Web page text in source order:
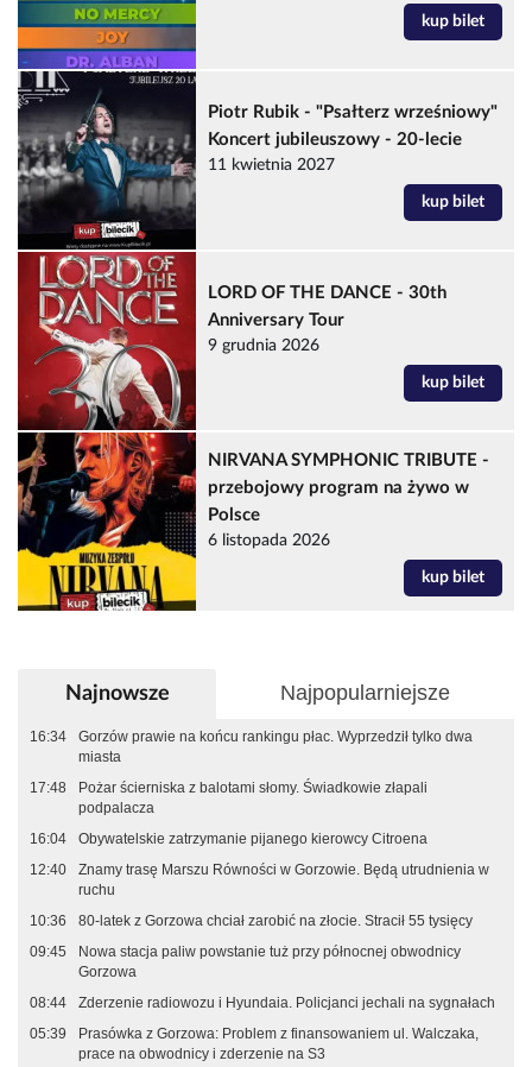
kup bilet
Piotr Rubik - "Psałterz wrześniowy"
Koncert jubileuszowy - 20-lecie
11 kwietnia 2027
kup bilet
LORD OF THE DANCE - 30th
Anniversary Tour
9 grudnia 2026
kup bilet
NIRVANA SYMPHONIC TRIBUTE -
przebojowy program na żywo w
Polsce
6 listopada 2026
kup bilet
Najnowsze Najpopularniejsze
16:34
Gorzów prawie na końcu rankingu płac. Wyprzedził tylko dwa
miasta
17:48
Pożar ścierniska z balotami słomy. Świadkowie złapali
podpalacza
16:04
Obywatelskie zatrzymanie pijanego kierowcy Citroena
12:40
Znamy trasę Marszu Równości w Gorzowie. Będą utrudnienia w
ruchu
10:36
80-latek z Gorzowa chciał zarobić na złocie. Stracił 55 tysięcy
09:45
Nowa stacja paliw powstanie tuż przy północnej obwodnicy
Gorzowa
08:44
Zderzenie radiowozu i Hyundaia. Policjanci jechali na sygnałach
05:39
Prasówka z Gorzowa: Problem z finansowaniem ul. Walczaka,
prace na obwodnicy i zderzenie na S3